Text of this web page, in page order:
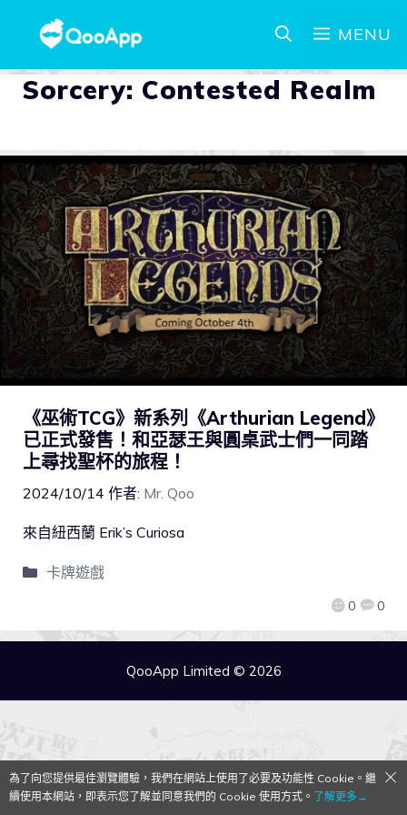
MENU
Sorcery: Contested Realm
《巫術TCG》新系列《Arthurian Legend》
已正式發售！和亞瑟王與圓桌武士們一同踏
上尋找聖杯的旅程！
2024/10/14 作者: Mr. Qoo
0 0
來自紐西蘭 Erik’s Curiosa
卡牌遊戲
QooApp Limited © 2026
為了向您提供最佳瀏覽體驗，我們在網站上使用了必要及功能性 Cookie。繼
續使用本網站，即表示您了解並同意我們的 Cookie 使用方式。 了解更多→